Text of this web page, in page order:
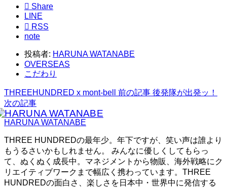
 Share
LINE
 RSS
note
投稿者: HARUNA WATANABE
OVERSEAS
こだわり
THREEHUNDRED x mont-bell 前の記事 後発隊が出発ッ！
次の記事
HARUNA WATANABE
THREE HUNDREDの最年少。年下ですが、笑い声は誰より
もうるさいかもしれません。 みんなに優しくしてもらっ
て、ぬくぬく成長中。マネジメントから物販、海外戦略にク
リエイティブワークまで幅広く携わっています。THREE
HUNDREDの面白さ、楽しさを日本中・世界中に発信する